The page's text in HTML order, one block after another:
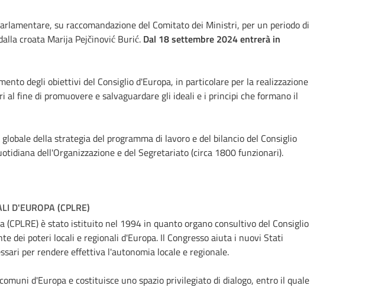
su raccomandazione del Comitato dei Ministri, per un periodo di
croata Marija Pejčinović Burić. Dal 18 settembre 2024 entrerà in
degli obiettivi del Consiglio d'Europa, in particolare per la realizzazione
fine di promuovere e salvaguardare gli ideali e i principi che formano il
della strategia del programma di lavoro e del bilancio del Consiglio
dell'Organizzazione e del Segretariato (circa 1800 funzionari).
D'EUROPA (CPLRE)
(CPLRE) è stato istituito nel 1994 in quanto organo consultivo del Consiglio
dei poteri locali e regionali d'Europa. Il Congresso aiuta i nuovi Stati
per rendere effettiva l'autonomia locale e regionale.
d'Europa e costituisce uno spazio privilegiato di dialogo, entro il quale